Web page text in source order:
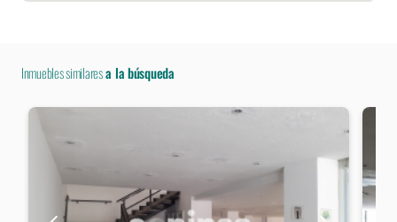
Inmuebles similaresa la búsqueda